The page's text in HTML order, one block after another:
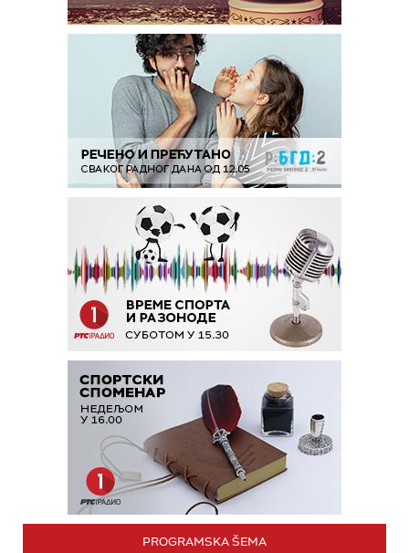
PROGRAMSKA ŠEMA